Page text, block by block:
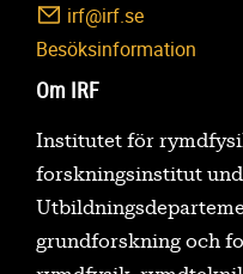
irf@irf.se
Besöksinformation
Om IRF
Institutet för
forskningsinstitut
grundforskning och